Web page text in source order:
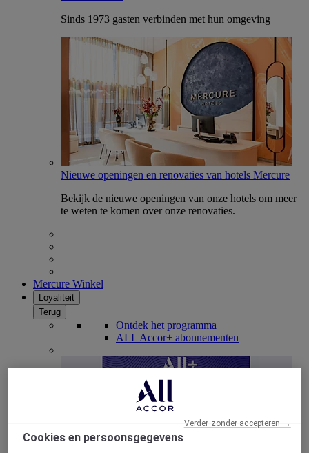
Sinds 1973 gasten verbinden met hun omgeving
Nieuwe openingen en renovaties van hotels Mercure
Bekijk de nieuwe openingen van onze hotels om meer
te weten te komen over onze renovaties.
Mercure Winkel
Loyaliteit
Terug
Ontdek het programma
ALL Accor+ abonnementen
Cookies en persoonsgegevens
Verder zonder accepteren →